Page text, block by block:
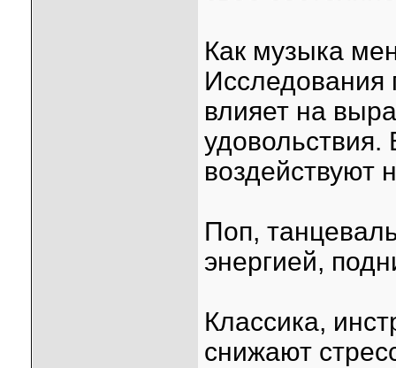
Как музыка
Исследования
влияет на
удовольствия.
воздействуют
Поп,
энергией,
Классика,
снижают